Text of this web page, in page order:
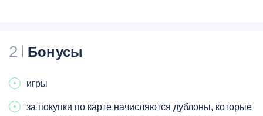
2 Бонусы
игры
за покупки по карте начисляются дублоны, которые